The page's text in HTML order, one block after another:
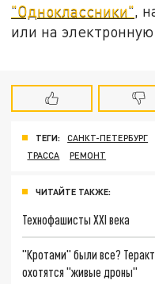
"Одноклассники" ,
или на
ТЕГИ: САНКТ-ПЕТЕРБУРГ
ТРАССА
РЕМОНТ
ЧИТАЙТЕ ТАКЖЕ:
Технофашисты XXI века
"Кротами" были все?
охотятся "живые дроны"